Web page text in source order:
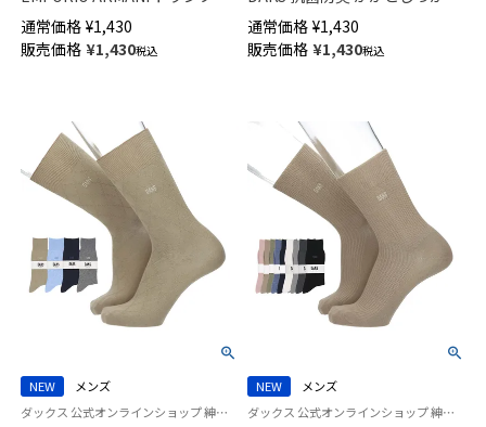
柄 スニーカー丈 カジュアル ソ
ックス メンズ 02322395
通常価格 ¥1,430
販売価格 ¥1,430税込
ホールド HERITAGE CHECK ミ
ドル丈 カジュアル ソックス メ
ンズ 02512679
通常価格 ¥1,430
販売価格 ¥1,430税込
NEW
メンズ
ダックス 公式オンラインショップ 紳士 靴下
NEW
メンズ
ダックス 公式オンラインショップ 紳士 靴下